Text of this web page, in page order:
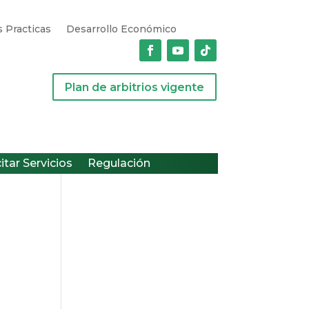
Practicas Desarrollo Económico
Plan de arbitrios vigente
Servicios Regulación